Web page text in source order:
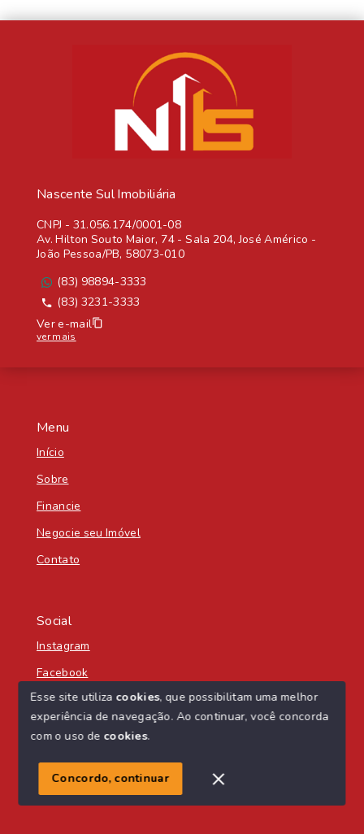
Menu
Início
Sobre
Financie
Negocie seu Imóvel
Contato
Social
Instagram
Facebook
© Copyright 2026 - Nascente Sul Imobiliária - Todos os
SITE PARA IMOBILIARIA
Nascente Sul Imobiliária
CNPJ - 31.056.174/0001-08
Av. Hilton Souto Maior, 74 - Sala 204, José Américo -
João Pessoa/PB, 58073-010
(83) 98894-3333
(83) 3231-3333
Ver e-mail
ver mais
Esse site utiliza cookies, que possibilitam uma melhor
experiência de navegação. Ao continuar, você concorda
com o uso de cookies.
Concordo, continuar